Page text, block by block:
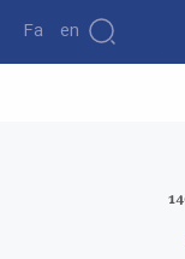
Fa En